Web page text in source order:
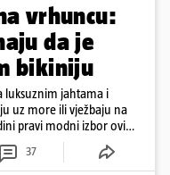
vrhuncu:
da je
bikiniju
luksuznim jahtama i
uz more ili vježbaju na
pravi modni izbor ovih
37